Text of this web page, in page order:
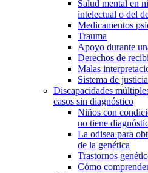
Salud mental en
intelectual o del
Medicamentos
Trauma
Apoyo durante
Derechos de
Malas
Sistema de
Discapacidades
casos sin diagnóstico
Niños con
no tiene
La odisea para
de la genética
Trastornos
Cómo